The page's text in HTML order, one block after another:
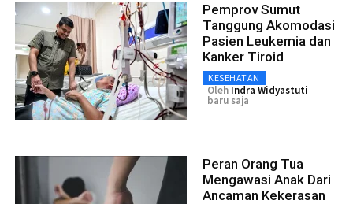
Pemprov Sumut
Tanggung Akomodasi
Pasien Leukemia dan
Kanker Tiroid
KESEHATAN
Oleh Indra Widyastuti
baru saja
Peran Orang Tua
Mengawasi Anak Dari
Ancaman Kekerasan